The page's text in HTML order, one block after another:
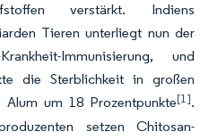
verstärkt. Indiens
Tieren unterliegt nun der
Immunisierung, und
die Sterblichkeit in großen
Alum um 18 Prozentpunkte[1].
setzen Chitosan-